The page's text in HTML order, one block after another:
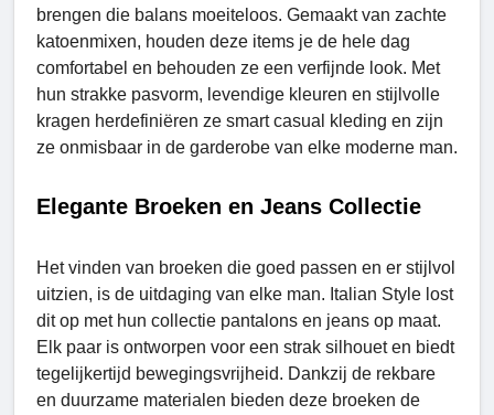
brengen die balans moeiteloos. Gemaakt van zachte
katoenmixen, houden deze items je de hele dag
comfortabel en behouden ze een verfijnde look. Met
hun strakke pasvorm, levendige kleuren en stijlvolle
kragen herdefiniëren ze smart casual kleding en zijn
ze onmisbaar in de garderobe van elke moderne man.
Elegante Broeken en Jeans Collectie
Het vinden van broeken die goed passen en er stijlvol
uitzien, is de uitdaging van elke man. Italian Style lost
dit op met hun collectie pantalons en jeans op maat.
Elk paar is ontworpen voor een strak silhouet en biedt
tegelijkertijd bewegingsvrijheid. Dankzij de rekbare
en duurzame materialen bieden deze broeken de